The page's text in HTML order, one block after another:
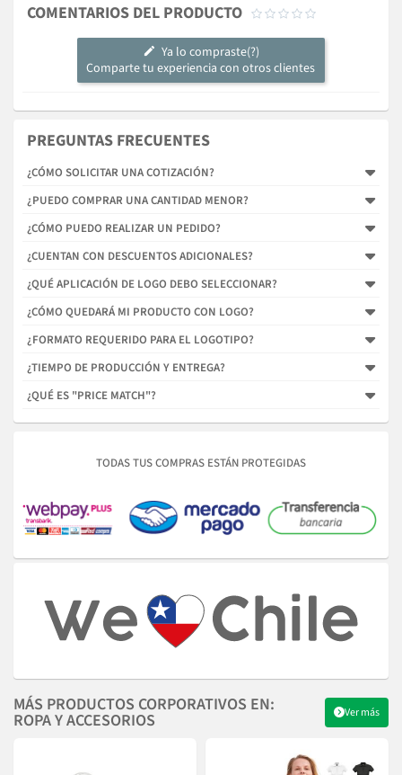
COMENTARIOS DEL PRODUCTO     
Ya lo compraste(?)
Comparte tu experiencia con otros clientes
PREGUNTAS FRECUENTES
¿CÓMO SOLICITAR UNA COTIZACIÓN?
¿PUEDO COMPRAR UNA CANTIDAD MENOR?
¿CÓMO PUEDO REALIZAR UN PEDIDO?
¿CUENTAN CON DESCUENTOS ADICIONALES?
¿QUÉ APLICACIÓN DE LOGO DEBO SELECCIONAR?
¿CÓMO QUEDARÁ MI PRODUCTO CON LOGO?
¿FORMATO REQUERIDO PARA EL LOGOTIPO?
¿TIEMPO DE PRODUCCIÓN Y ENTREGA?
¿QUÉ ES "PRICE MATCH"?
TODAS TUS COMPRAS ESTÁN PROTEGIDAS
MÁS PRODUCTOS CORPORATIVOS EN:
ROPA Y ACCESORIOS Ver más